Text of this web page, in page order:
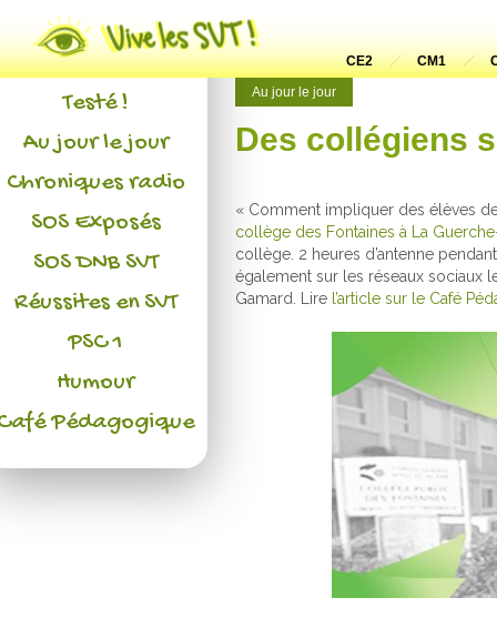
CE2 CM1
Au jour le jour
Des collégiens
« Comment impliquer des élèves
collège des Fontaines à La
collège. 2 heures d’antenne
également sur les réseaux sociaux
Gamard. Lire l’article sur le Café
Actualités
L'association
Testé !
Au jour le jour
Chroniques radio
SOS Exposés
SOS DNB SVT
Réussites en SVT
PSC 1
Humour
Pédagogique